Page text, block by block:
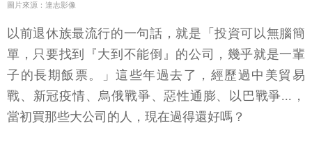
圖片來源：達志影像
以前退休族最流行的一句話，就是「投資可以無腦簡
單，只要找到『大到不能倒』的公司，幾乎就是一輩
子的長期飯票。」這些年過去了，經歷過中美貿易
戰、新冠疫情、烏俄戰爭、惡性通膨、以巴戰爭...，
當初買那些大公司的人，現在過得還好嗎？